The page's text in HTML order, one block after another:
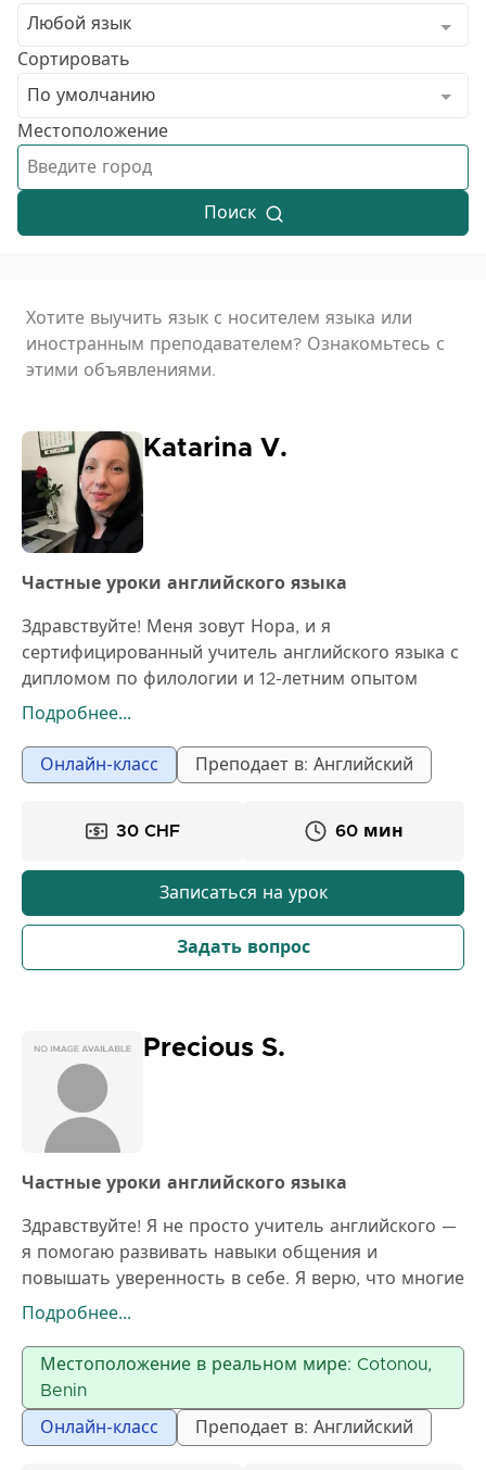
Любой язык
Сортировать
По умолчанию
Местоположение
Поиск
Хотите выучить язык с носителем языка или
иностранным преподавателем? Ознакомьтесь с
этими объявлениями.
Katarina V.
Частные уроки английского языка
Здравствуйте! Меня зовут Нора, и я
сертифицированный учитель английского языка с
дипломом по филологии и 12-летним опытом
преподавания. Я обучаю детей, подростков и
в создании прочной основы в английском языке.
Мои уроки терпеливы, увлекательны и
Если вы хотите улучшить свои навыки говорения,
себе, я поддержу вас на каждом этапе. Я верю, что
изучение английского должно быть приятным,
стимулирующим и практичным. Моя цель —
помочь каждому студенту почувствовать
Подробнее...
Онлайн-класс Преподает в: Английский
30 CHF 60 мин
Записаться на урок
Задать вопрос
Precious S.
Частные уроки английского языка
Здравствуйте! Я не просто учитель английского —
я помогаю развивать навыки общения и
повышать уверенность в себе. Я верю, что многие
учащиеся уже знают английский, но им нужно
его без страха. Мои уроки направлены на то,
чтобы помочь учащимся говорить естественно,
чётко выражать свои идеи и наслаждаться
процессом обучения. Если вы хотите улучшить
Подробнее...
Местоположение в реальном мире: Cotonou,
Benin
Онлайн-класс Преподает в: Английский